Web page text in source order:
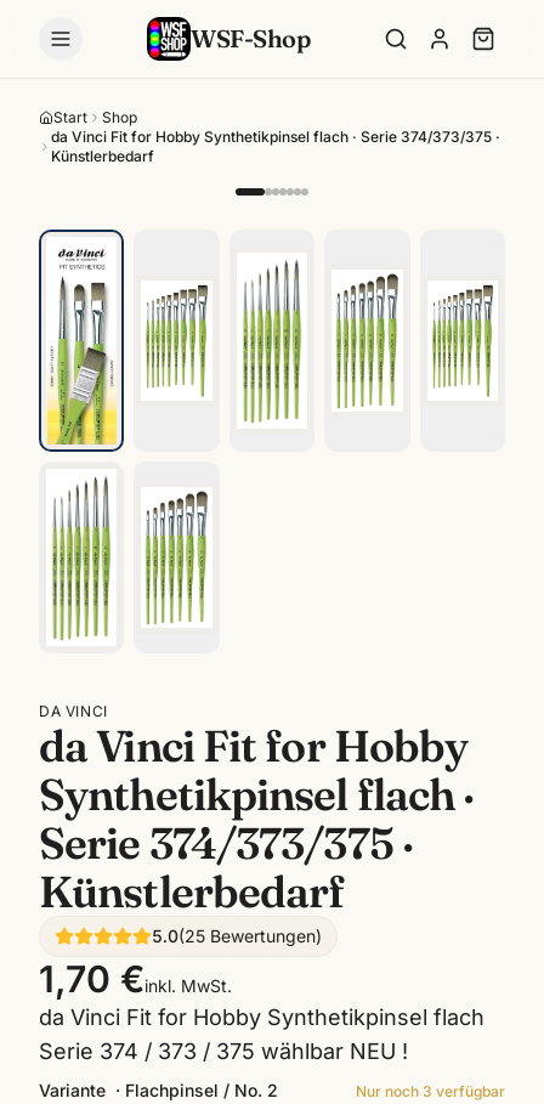
WSF-Shop
Start
Shop
da Vinci Fit for Hobby Synthetikpinsel flach · Serie 374/373/375 ·
Künstlerbedarf
DA VINCI
da Vinci Fit for Hobby
Synthetikpinsel flach ·
Serie 374/373/375 ·
Künstlerbedarf
5.0(25 Bewertungen)
1,70 €inkl. MwSt.
da Vinci Fit for Hobby Synthetikpinsel flach
Serie 374 / 373 / 375 wählbar NEU !
Variante · Flachpinsel / No. 2 Nur noch 3 verfügbar